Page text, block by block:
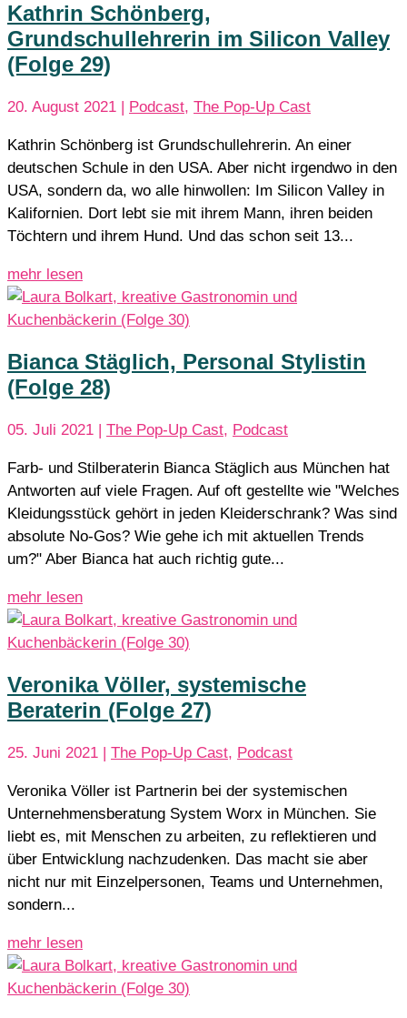
Kathrin Schönberg,
Grundschullehrerin im Silicon Valley
(Folge 29)
20. August 2021 Podcast, The Pop-Up Cast
Kathrin Schönberg ist Grundschullehrerin. An einer
deutschen Schule in den USA. Aber nicht irgendwo in den
USA, sondern da, wo alle hinwollen: Im Silicon Valley in
Kalifornien. Dort lebt sie mit ihrem Mann, ihren beiden
Töchtern und ihrem Hund. Und das schon seit 13...
mehr lesen
Bianca Stäglich, Personal Stylistin
(Folge 28)
05. Juli 2021 | The Pop-Up Cast, Podcast
Farb- und Stilberaterin Bianca Stäglich aus München hat
Antworten auf viele Fragen. Auf oft gestellte wie "Welches
Kleidungsstück gehört in jeden Kleiderschrank? Was sind
absolute No-Gos? Wie gehe ich mit aktuellen Trends
um?" Aber Bianca hat auch richtig gute...
mehr lesen
Veronika Völler, systemische
Beraterin (Folge 27)
25. Juni 2021 | The Pop-Up Cast, Podcast
Veronika Völler ist Partnerin bei der systemischen
Unternehmensberatung System Worx in München. Sie
liebt es, mit Menschen zu arbeiten, zu reflektieren und
über Entwicklung nachzudenken. Das macht sie aber
nicht nur mit Einzelpersonen, Teams und Unternehmen,
sondern...
mehr lesen